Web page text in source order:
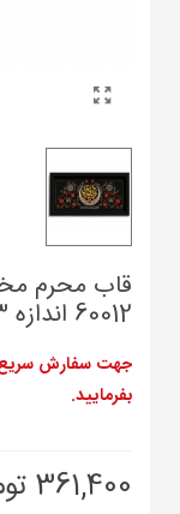
قاب محرم
60012 اندازه 43 در 18
جهت سفارش سریع
بفرمایید.
361,400 تومان